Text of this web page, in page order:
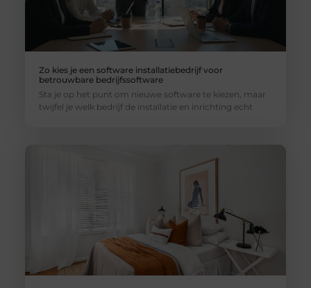
Zo kies je een software installatiebedrijf voor
betrouwbare bedrijfssoftware
Sta je op het punt om nieuwe software te kiezen, maar
twijfel je welk bedrijf de installatie en inrichting echt